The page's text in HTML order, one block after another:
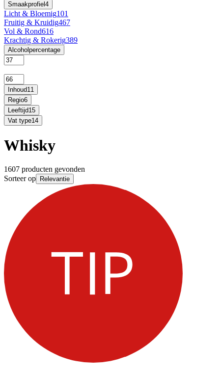
Smaakprofiel 4
Licht & Bloemig101
Fruitig & Kruidig467
Vol & Rond616
Krachtig & Rokerig389
Alcoholpercentage
Inhoud11
Regio6
Leeftijd15
Vat type14
Whisky
1607 producten gevonden
Sorteer op
Relevantie